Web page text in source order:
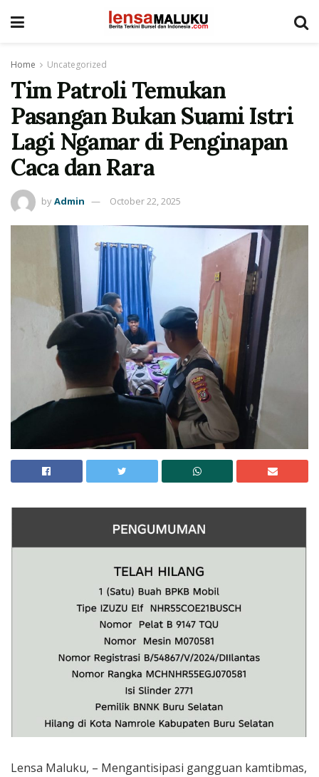
Home Uncategorized
Tim Patroli Temukan
Pasangan Bukan Suami Istri
Lagi Ngamar di Penginapan
Caca dan Rara
byAdmin October 22, 2025
Lensa Maluku, – Mengantisipasi gangguan kamtibmas,